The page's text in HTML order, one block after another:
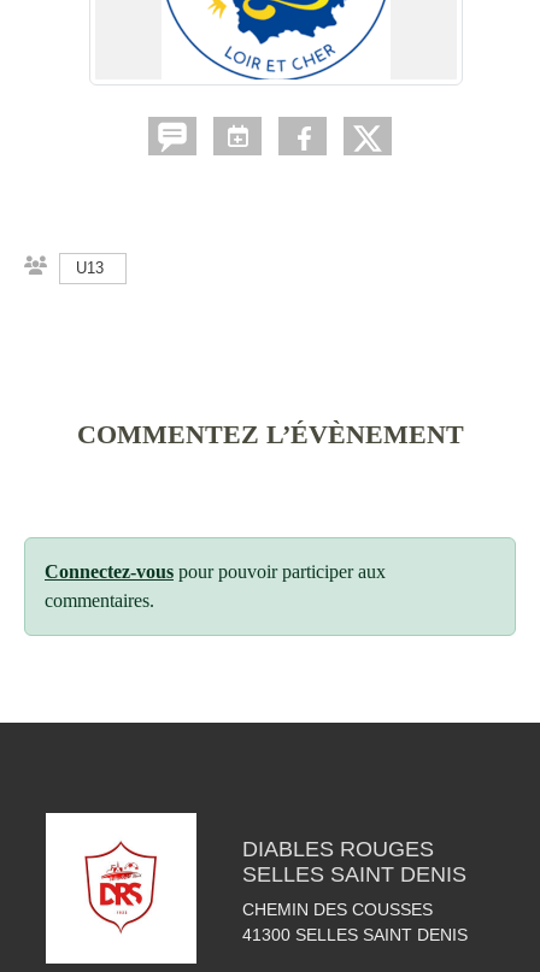
U13
COMMENTEZ L’ÉVÈNEMENT
Connectez-vous pour pouvoir participer aux
commentaires.
DIABLES ROUGES
SELLES SAINT DENIS
CHEMIN DES COUSSES
41300 SELLES SAINT DENIS